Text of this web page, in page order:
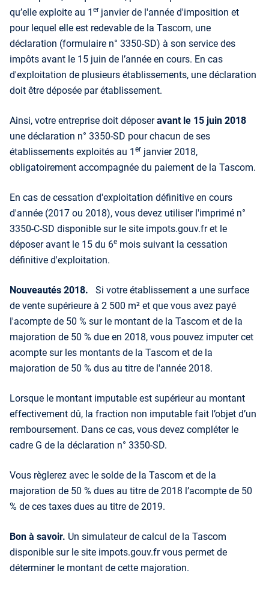
qu’elle exploite au 1 er janvier de l'année d'imposition et
pour lequel elle est redevable de la Tascom, une
déclaration (formulaire n° 3350-SD) à son service des
impôts avant le 15 juin de l’année en cours. En cas
d'exploitation de plusieurs établissements, une déclaration
doit être déposée par établissement.
Ainsi, votre entreprise doit déposeravant le 15 juin 2018
une déclaration n° 3350-SD pour chacun de ses
établissements exploités au 1 er janvier 2018,
obligatoirement accompagnée du paiement de la Tascom.
En cas de cessation d'exploitation définitive en cours
d'année (2017 ou 2018), vous devez utiliser l'imprimé n°
3350-C-SD disponible sur le site impots.gouv.fr et le
déposer avant le 15 du 6e mois suivant la cessation
définitive d'exploitation.
Nouveautés 2018.
Si votre établissement a une surface
de vente supérieure à 2 500 m² et que vous avez payé
l'acompte de 50 % sur le montant de la Tascom et de la
majoration de 50 % due en 2018, vous pouvez imputer cet
acompte sur les montants de la Tascom et de la
majoration de 50 % dus au titre de l'année 2018.
Lorsque le montant imputable est supérieur au montant
effectivement dû, la fraction non imputable fait l’objet d’un
remboursement. Dans ce cas, vous devez compléter le
cadre G de la déclaration n° 3350-SD.
Vous règlerez avec le solde de la Tascom et de la
majoration de 50 % dues au titre de 2018 l’acompte de 50
% de ces taxes dues au titre de 2019.
Bon à savoir. Un simulateur de calcul de la Tascom
disponible sur le site impots.gouv.fr vous permet de
déterminer le montant de cette majoration.